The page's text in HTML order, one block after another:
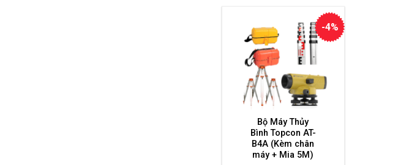
-4%
Bộ Máy Thủy
Bình Topcon AT-
B4A (Kèm chân
máy + Mia 5M)